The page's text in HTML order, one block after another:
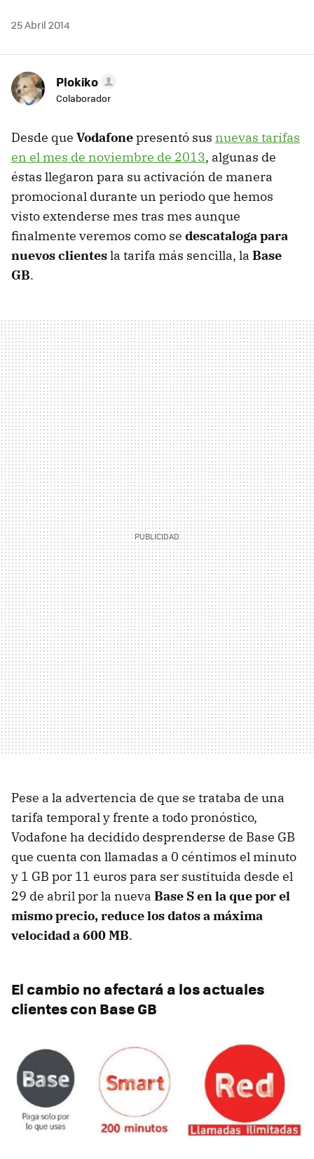
25 Abril 2014
Plokiko
Colaborador
Desde que Vodafonepresentó sus nuevas tarifas
en el mes de noviembre de 2013, algunas de
éstas llegaron para su activación de manera
promocional durante un periodo que hemos
visto extenderse mes tras mes aunque
finalmente veremos como se descataloga para
nuevos clientesla tarifa más sencilla, la Base
GB.
Pese a la advertencia de que se trataba de una
tarifa temporal y frente a todo pronóstico,
Vodafone ha decidido desprenderse de Base GB
que cuenta con llamadas a 0 céntimos el minuto
y 1 GB por 11 euros para ser sustituida desde el
29 de abril por la nueva Base S en la que por el
mismo precio, reduce los datos a máxima
velocidad a 600 MB.
El cambio no afectará a los actuales
clientes con Base GB